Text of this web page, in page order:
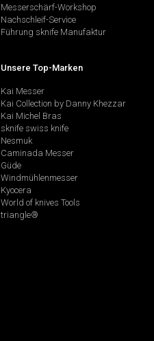
Messerschärf-Workshop
Nachschleif-Service
Führung sknife Manufaktur
Unsere Top-Marken
Kai Messer
Kai Collection by Danny Khezzar
Kai Michel Bras
sknife swiss knife
Nesmuk
Caminada Messer
Güde
Windmühlenmesser
Kyocera
World of knives Tools
triangle®